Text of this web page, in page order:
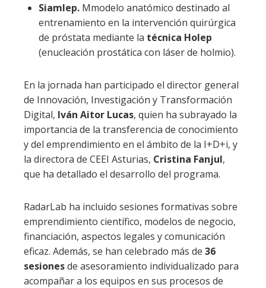
Siamlep. Mmodelo anatómico destinado al
entrenamiento en la intervención quirúrgica
de próstata mediante la técnica Holep
(enucleación prostática con láser de holmio).
En la jornada han participado el director general
de Innovación, Investigación y Transformación
Digital, Iván Aitor Lucas, quien ha subrayado la
importancia de la transferencia de conocimiento
y del emprendimiento en el ámbito de la I+D+i, y
la directora de CEEI Asturias, Cristina Fanjul,
que ha detallado el desarrollo del programa.
RadarLab ha incluido sesiones formativas sobre
emprendimiento científico, modelos de negocio,
financiación, aspectos legales y comunicación
eficaz. Además, se han celebrado más de 36
sesionesde asesoramiento individualizado para
acompañar a los equipos en sus procesos de